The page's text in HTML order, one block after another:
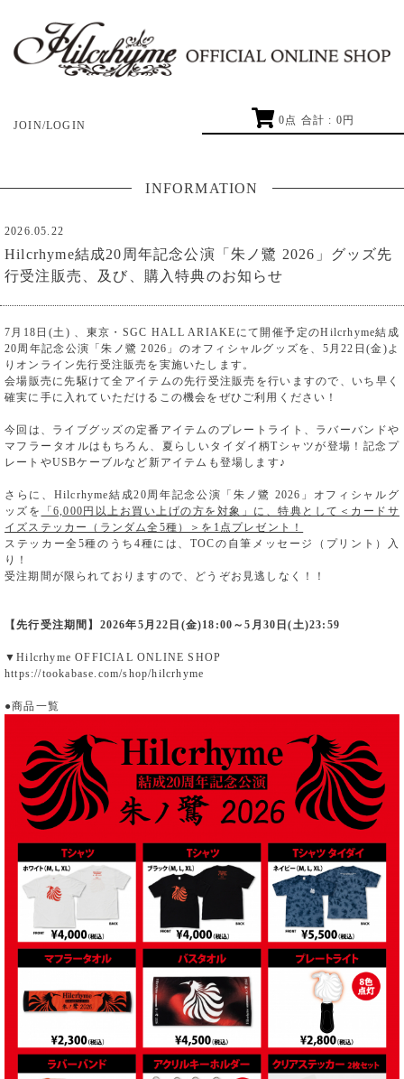
JOIN/LOGIN 0 点 合計 : 0円
INFORMATION
2026.05.22
Hilcrhyme結成20周年記念公演「朱ノ鷺 2026」グッズ先
行受注販売、及び、購入特典のお知らせ
7月18日(土) 、東京・SGC HALL ARIAKEにて開催予定のHilcrhyme結成
20周年記念公演「朱ノ鷺 2026」のオフィシャルグッズを、5月22日(金)よ
りオンライン先行受注販売を実施いたします。
会場販売に先駆けて全アイテムの先行受注販売を行いますので、いち早く
確実に手に入れていただけるこの機会をぜひご利用ください！
今回は、ライブグッズの定番アイテムのプレートライト、ラバーバンドや
マフラータオルはもちろん、夏らしいタイダイ柄Tシャツが登場！記念プ
レートやUSBケーブルなど新アイテムも登場します♪
さらに、Hilcrhyme結成20周年記念公演「朱ノ鷺 2026」オフィシャルグ
ッズを
「6,000円以上お買い上げの方を対象」に、特典として＜カードサ
イズステッカー（ランダム全5種）＞を1点プレゼント！
ステッカー全5種のうち4種には、TOCの自筆メッセージ（プリント）入
り！
受注期間が限られておりますので、どうぞお見逃しなく！！
【先行受注期間】2026年5月22日(金)18:00～5月30日(土)23:59
▼Hilcrhyme OFFICIAL ONLINE SHOP
https://tookabase.com/shop/hilcrhyme
●商品一覧